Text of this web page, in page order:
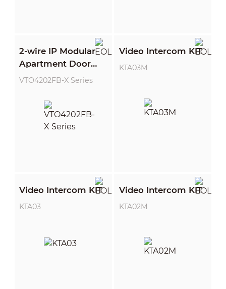
2-wire IP Modular
Apartment Door
Station
VTO4202FB-X Series
Video Intercom KIT
KTA03M
Video Intercom KIT
KTA03
Video Intercom KIT
KTA02M